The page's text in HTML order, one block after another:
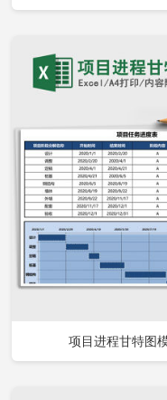
添加收藏
项目进程甘特图
添加收藏